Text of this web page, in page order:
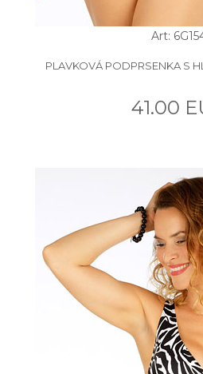
Art:
PLAVKOVÁ PODPRSENKA S
41.00